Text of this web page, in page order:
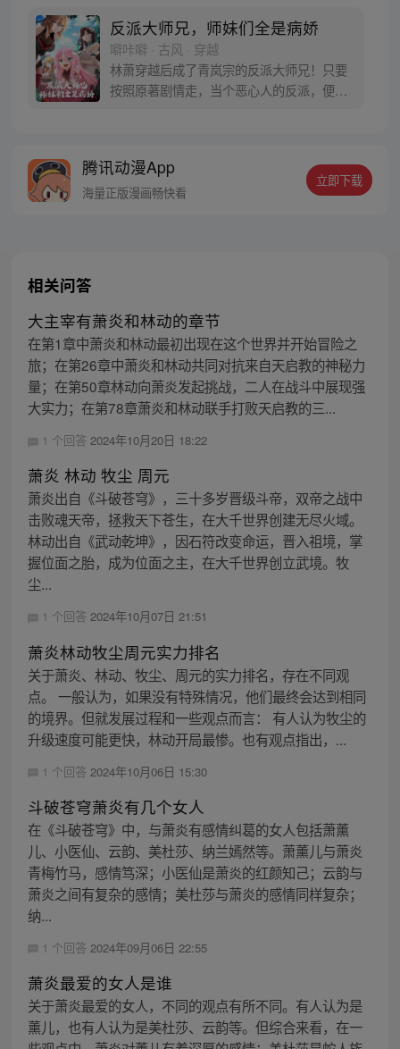
反派大师兄，师妹们全是病娇
噼咔噼 · 古风 · 穿越
林萧穿越后成了青岚宗的反派大师兄！只要
按照原著剧情走，当个恶心人的反派，便能
男主叶辰拜入师门这天！林萧兴奋不已，准
备毒害男主，按照剧情，他将会被几位师妹
腾讯动漫App
海量正版漫画畅快看
立即下载
相关问答
大主宰有萧炎和林动的章节
在第1章中萧炎和林动最初出现在这个世界并开始冒险之
旅；在第26章中萧炎和林动共同对抗来自天启教的神秘力
量；在第50章林动向萧炎发起挑战，二人在战斗中展现强
大实力；在第78章萧炎和林动联手打败天启教的三...
1 个回答 2024年10月20日 18:22
萧炎 林动 牧尘 周元
萧炎出自《斗破苍穹》，三十多岁晋级斗帝，双帝之战中
击败魂天帝，拯救天下苍生，在大千世界创建无尽火域。
林动出自《武动乾坤》，因石符改变命运，晋入祖境，掌
握位面之胎，成为位面之主，在大千世界创立武境。牧
尘...
1 个回答 2024年10月07日 21:51
萧炎林动牧尘周元实力排名
关于萧炎、林动、牧尘、周元的实力排名，存在不同观
点。 一般认为，如果没有特殊情况，他们最终会达到相同
的境界。但就发展过程和一些观点而言： 有人认为牧尘的
升级速度可能更快，林动开局最惨。也有观点指出，...
1 个回答 2024年10月06日 15:30
斗破苍穹萧炎有几个女人
在《斗破苍穹》中，与萧炎有感情纠葛的女人包括萧薰
儿、小医仙、云韵、美杜莎、纳兰嫣然等。萧薰儿与萧炎
青梅竹马，感情笃深；小医仙是萧炎的红颜知己；云韵与
萧炎之间有复杂的感情；美杜莎与萧炎的感情同样复杂；
纳...
1 个回答 2024年09月06日 22:55
萧炎最爱的女人是谁
关于萧炎最爱的女人，不同的观点有所不同。有人认为是
薰儿，也有人认为是美杜莎、云韵等。但综合来看，在一